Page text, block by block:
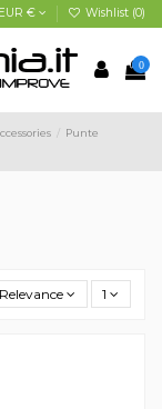
EUR € Wishlist (0)
0
Punte
Relevance 1